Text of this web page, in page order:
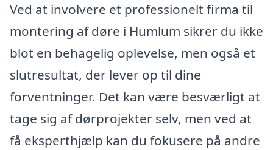
Ved at involvere et professionelt firma til
montering af døre i Humlum sikrer du ikke
blot en behagelig oplevelse, men også et
slutresultat, der lever op til dine
forventninger. Det kan være besværligt at
tage sig af dørprojekter selv, men ved at
få eksperthjælp kan du fokusere på andre